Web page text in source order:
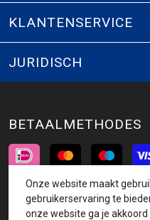
KLANTENSERVICE
JURIDISCH
BETAALMETHODES
INSCHRIJVEN
Onze website maakt
gebruikerservaring te
onze website ga je